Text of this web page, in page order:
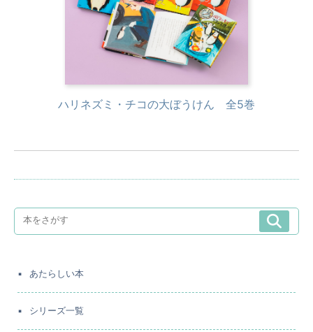
ハリネズミ・チコの大ぼうけん 全5巻
あたらしい本
シリーズ一覧